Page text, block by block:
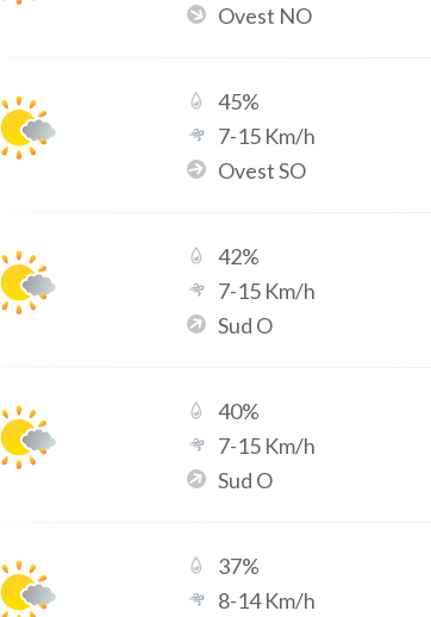
Ovest NO
45%
7-15 Km/h
Ovest SO
42%
7-15 Km/h
Sud O
40%
7-15 Km/h
Sud O
37%
8-14Km/h